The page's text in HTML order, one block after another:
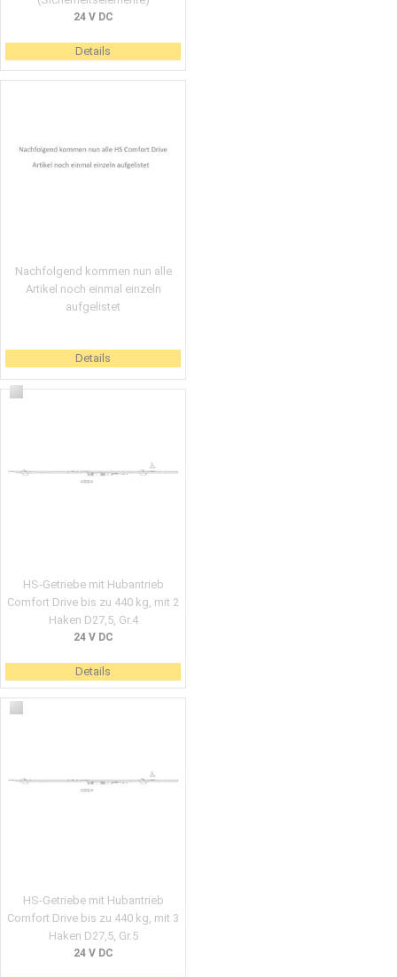
24 V DC
Details
Nachfolgend kommen nun alle
Artikel noch einmal einzeln
aufgelistet
Details
HS-Getriebe mit Hubantrieb
Comfort Drive bis zu 440 kg, mit 2
Haken D27,5, Gr.4
24 V DC
Details
HS-Getriebe mit Hubantrieb
Comfort Drive bis zu 440 kg, mit 3
Haken D27,5, Gr.5
24 V DC